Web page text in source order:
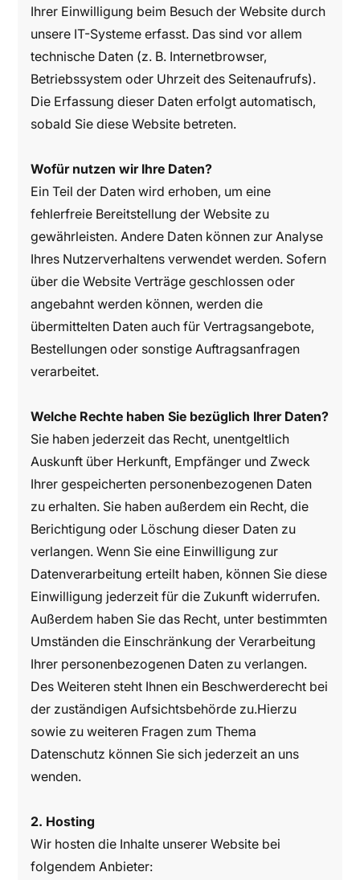
Ihrer Einwilligung beim Besuch der Website durch
unsere IT-Systeme erfasst. Das sind vor allem
technische Daten (z. B. Internetbrowser,
Betriebssystem oder Uhrzeit des Seitenaufrufs).
Die Erfassung dieser Daten erfolgt automatisch,
sobald Sie diese Website betreten.
Wofür nutzen wir Ihre Daten?
Ein Teil der Daten wird erhoben, um eine
fehlerfreie Bereitstellung der Website zu
gewährleisten. Andere Daten können zur Analyse
Ihres Nutzerverhaltens verwendet werden. Sofern
über die Website Verträge geschlossen oder
angebahnt werden können, werden die
übermittelten Daten auch für Vertragsangebote,
Bestellungen oder sonstige Auftragsanfragen
verarbeitet.
Welche Rechte haben Sie bezüglich Ihrer Daten?
Sie haben jederzeit das Recht, unentgeltlich
Auskunft über Herkunft, Empfänger und Zweck
Ihrer gespeicherten personenbezogenen Daten
zu erhalten. Sie haben außerdem ein Recht, die
Berichtigung oder Löschung dieser Daten zu
verlangen. Wenn Sie eine Einwilligung zur
Datenverarbeitung erteilt haben, können Sie diese
Einwilligung jederzeit für die Zukunft widerrufen.
Außerdem haben Sie das Recht, unter bestimmten
Umständen die Einschränkung der Verarbeitung
Ihrer personenbezogenen Daten zu verlangen.
Des Weiteren steht Ihnen ein Beschwerderecht bei
der zuständigen Aufsichtsbehörde zu.Hierzu
sowie zu weiteren Fragen zum Thema
Datenschutz können Sie sich jederzeit an uns
wenden.
2. Hosting
Wir hosten die Inhalte unserer Website bei
folgendem Anbieter: